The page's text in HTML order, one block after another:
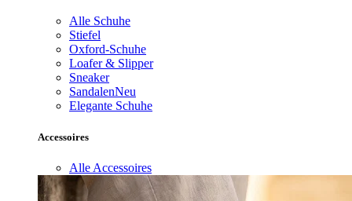
Alle Schuhe
Stiefel
Oxford-Schuhe
Loafer & Slipper
Sneaker
SandalenNeu
Elegante Schuhe
Accessoires
Alle Accessoires